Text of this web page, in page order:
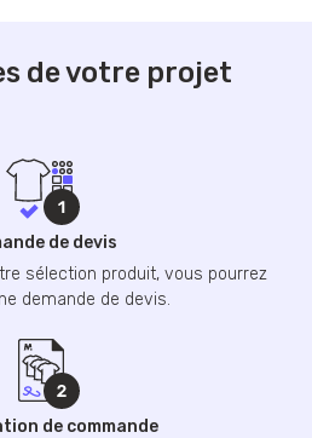
de votre projet
de devis
sélection produit, vous pourrez
demande de devis.
de commande